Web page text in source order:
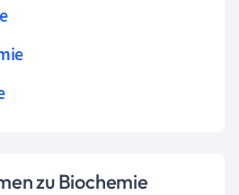
zu Biochemie